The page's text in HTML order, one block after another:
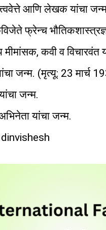
आणि लेखक यांचा
फ्रेन्च
मीमांसक, कवी व
जन्म. (मृत्यू: 23 मार्च
जन्म.
यांचा जन्म.
dinvishesh